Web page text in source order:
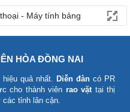
- Máy tính bảng
HÒA ĐỒNG NAI
hiệu quả nhất. Diễn đàn có PR
cho thành viên rao vặttại thị
tỉnh lân cận.